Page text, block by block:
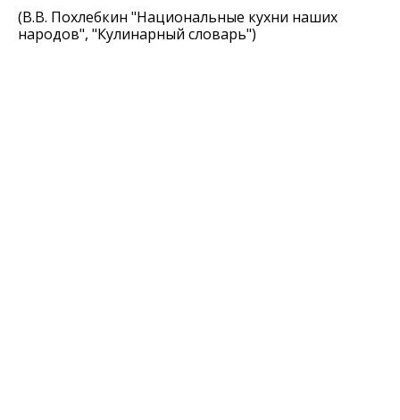
(В.В. Похлебкин "Национальные кухни наших
народов", "Кулинарный словарь")